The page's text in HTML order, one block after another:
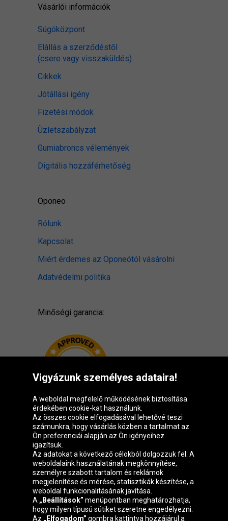
Vásárlói információk
Súgóközpont
Elállás a szerződéstől
(csere vagy visszaküldés)
Cikkek
Jótállási igény
Fizetési módok
Üzletszabályzat
Gumiabroncs vélemények
Digitális hozzáférhetőség
Oponeo
Rólunk
Kapcsolat
Miért érdemes az Oponeótól vásárolni
Adatvédelmi politika
Minőségi garancia:
Oponeo csoport
Belgique
Česká
republika
Deutschland
Vigyázunk személyes adataira!
A weboldal megfelelő működésének biztosítása
érdekében cookie-kat használunk.
Az összes cookie elfogadásával lehetővé teszi
számunkra, hogy vásárlás közben a tartalmat az
Ön preferenciái alapján az Ön igényeihez
igazítsuk.
Az adatokat a következő célokból dolgozzuk fel: A
weboldalaink használatának megkönnyítése,
személyre szabott tartalom és reklámok
megjelenítése és mérése, statisztikák készítése, a
weboldal funkcionalitásának javítása.
A „Beállítások” menüpontban meghatározhatja,
hogy milyen típusú sütiket szeretne engedélyezni.
Az „Elfogadom” gombra kattintva hozzájárul a